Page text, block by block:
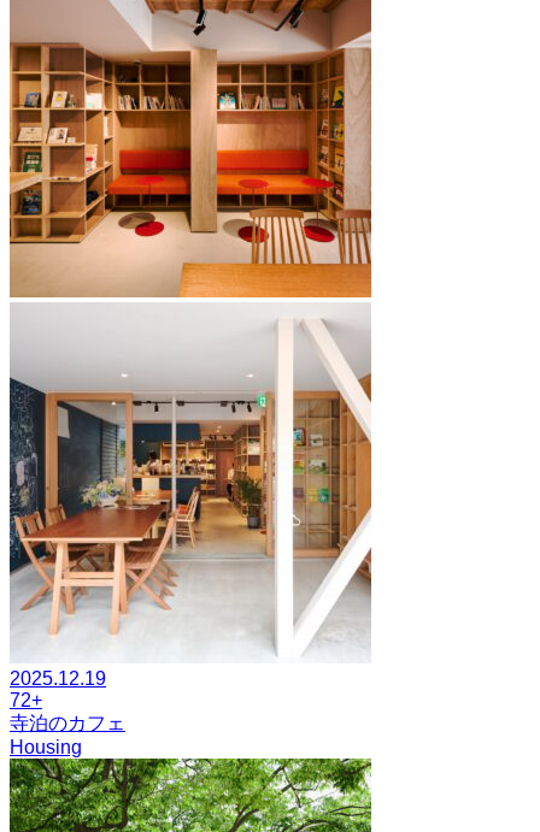
2025.12.19
72+
寺泊のカフェ
Housing